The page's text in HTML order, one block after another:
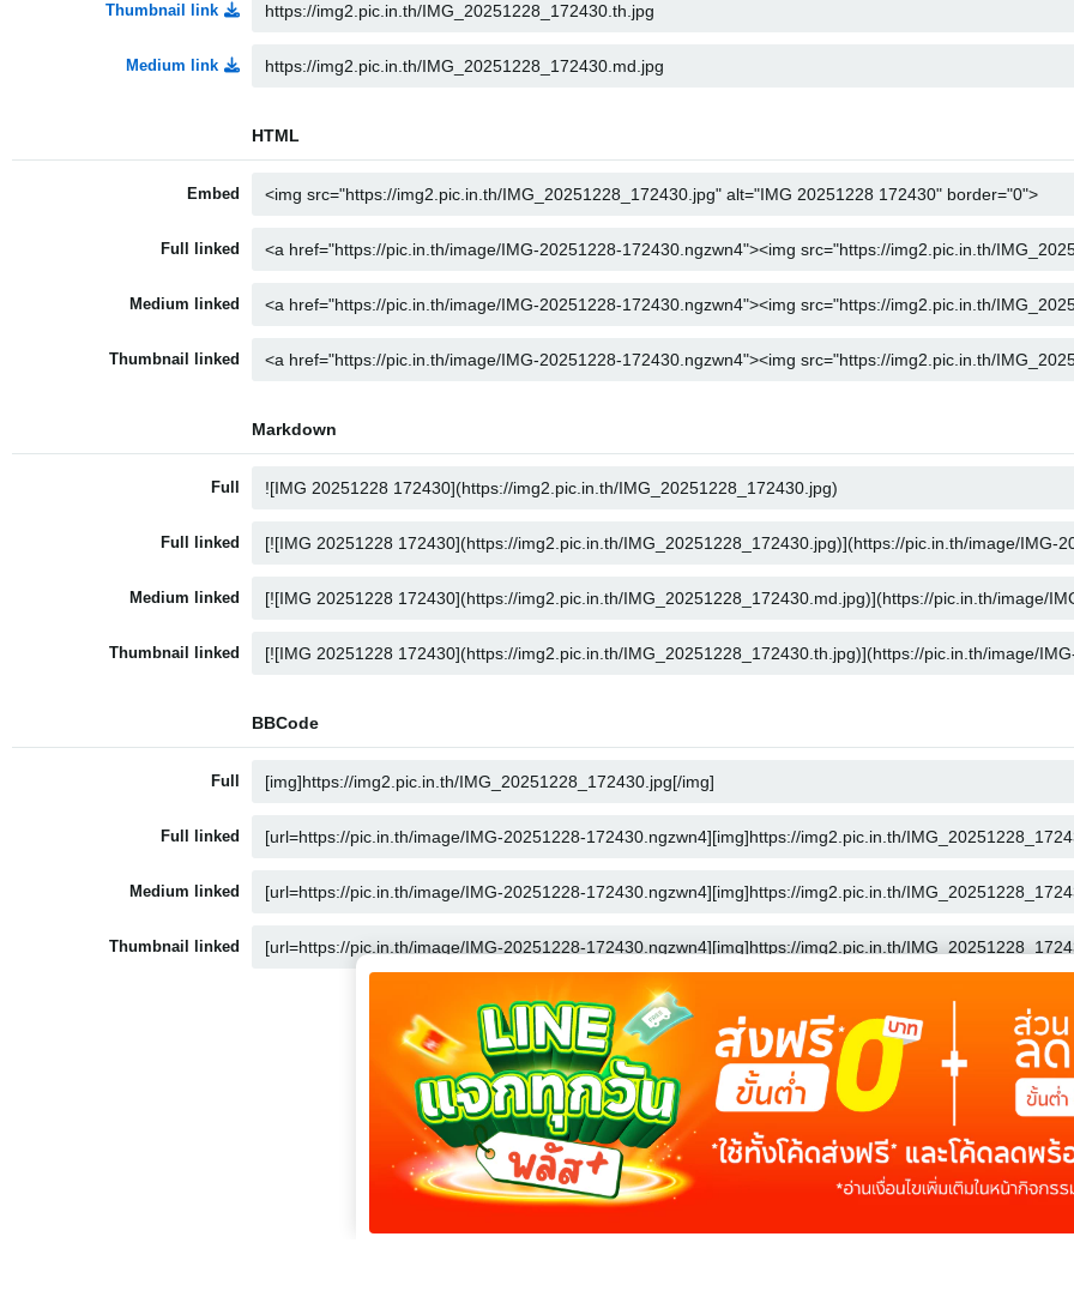
Thumbnail link
Medium link
HTML
Embed
Full linked
Medium linked
Thumbnail linked
Markdown
Full
Full linked
Medium linked
Thumbnail linked
BBCode
Full
Full linked
Medium linked
Thumbnail linked